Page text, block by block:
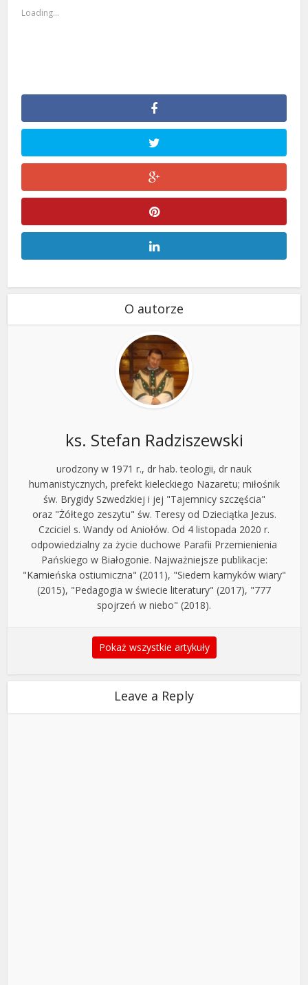
Loading...
O autorze
ks. Stefan Radziszewski
urodzony w 1971 r., dr hab. teologii, dr nauk
humanistycznych, prefekt kieleckiego Nazaretu; miłośnik
św. Brygidy Szwedzkiej i jej "Tajemnicy szczęścia"
oraz "Żółtego zeszytu" św. Teresy od Dzieciątka Jezus.
Czciciel s. Wandy od Aniołów. Od 4 listopada 2020 r.
odpowiedzialny za życie duchowe Parafii Przemienienia
Pańskiego w Białogonie. Najważniejsze publikacje:
"Kamieńska ostiumiczna" (2011), "Siedem kamyków wiary"
(2015), "Pedagogia w świecie literatury" (2017), "777
spojrzeń w niebo" (2018).
Pokaż wszystkie artykuły
Leave a Reply